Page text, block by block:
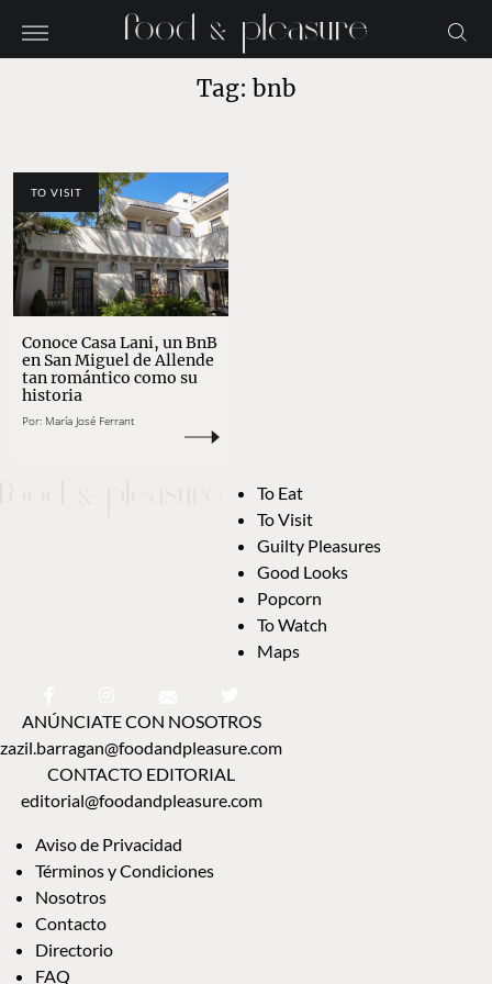
Tag: bnb
TO VISIT
Conoce Casa Lani, un BnB
en San Miguel de Allende
tan romántico como su
historia
Por: María José Ferrant
To Eat
To Visit
Guilty Pleasures
Good Looks
Popcorn
To Watch
Maps
ANÚNCIATE CON NOSOTROS
zazil.barragan@foodandpleasure.com
CONTACTO EDITORIAL
editorial@foodandpleasure.com
Aviso de Privacidad
Términos y Condiciones
Nosotros
Contacto
Directorio
FAQ